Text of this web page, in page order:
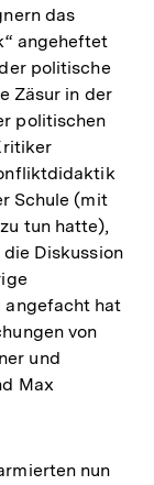
das
angeheftet
politische
Zäsur in der
politischen
Schule (mit
tun hatte),
Diskussion
angefacht hat
von
und
Max
nun